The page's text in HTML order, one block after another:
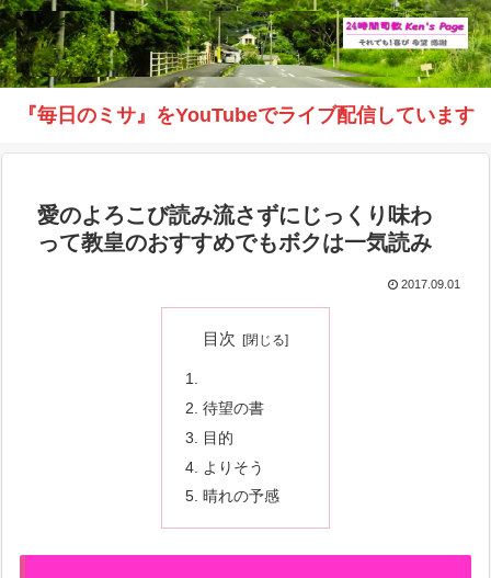
『毎日のミサ』をYouTubeでライブ配信しています
愛のよろこび読み流さずにじっくり味わ
って教皇のおすすめでもボクは一気読み
2017.09.01
目次
待望の書
目的
よりそう
晴れの予感